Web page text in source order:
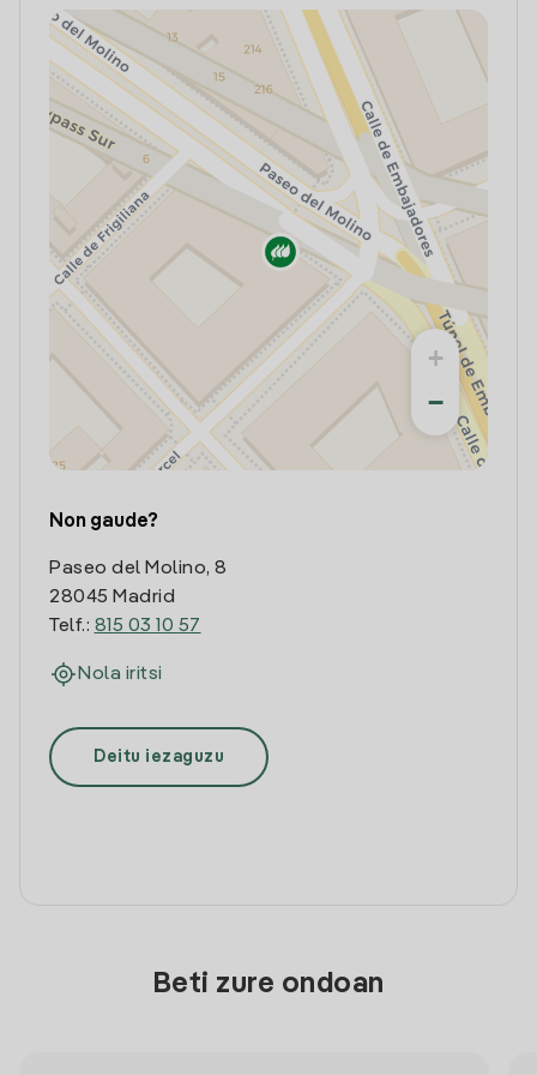
+
−
Non gaude?
Paseo del Molino, 8
28045 Madrid
Telf.: 815 03 10 57
Nola iritsi
Deitu iezaguzu
Beti zure ondoan